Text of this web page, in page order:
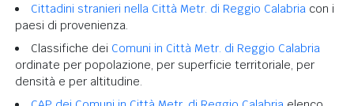
Cittadini stranieri nella Città Metr. di Reggio Calabria con i
paesi di provenienza.
Classifiche dei Comuni in Città Metr. di Reggio Calabria
ordinate per popolazione, per superficie territoriale, per
densità e per altitudine.